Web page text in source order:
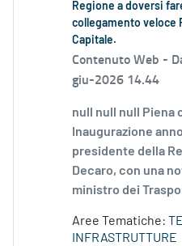
Regione a doversi
collegamento veloce
Capitale.
Contenuto Web -
giu-2026 14.44
null null null Piena
Inaugurazione
presidente della
Decaro, con una
ministro dei
Aree Tematiche:
INFRASTRUTTURE